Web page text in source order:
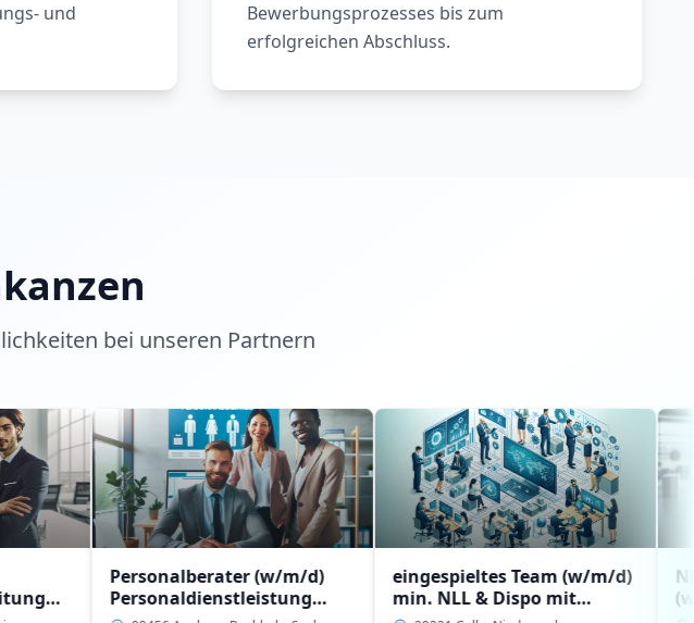
und
Bewerbungsprozesses bis zum
erfolgreichen Abschluss.
bei unseren Partnern
Personalberater (w/m/d)
Personaldienstleistung
eingespieltes Team (w/m/d)
min. NLL & Dispo mit
(w/m/d) mit